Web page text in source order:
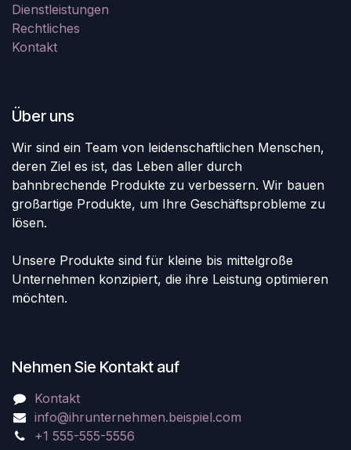
Dienstleistungen
Rechtliches
Kontakt
Über uns
Wir sind ein Team von leidenschaftlichen Menschen,
deren Ziel es ist, das Leben aller durch
bahnbrechende Produkte zu verbessern. Wir bauen
großartige Produkte, um Ihre Geschäftsprobleme zu
lösen.
Unsere Produkte sind für kleine bis mittelgroße
Unternehmen konzipiert, die ihre Leistung optimieren
möchten.
Nehmen Sie Kontakt auf
Kontakt
info@ihrunternehmen.beispiel.com
+1 555-555-5556